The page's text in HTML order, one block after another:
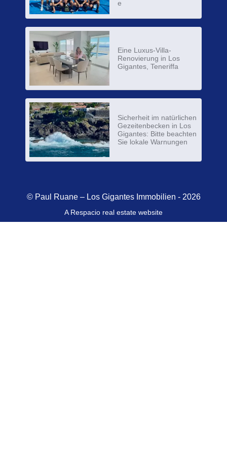
e
Eine Luxus-Villa-
Renovierung in Los
Gigantes, Teneriffa
Sicherheit im natürlichen
Gezeitenbecken in Los
Gigantes: Bitte beachten
Sie lokale Warnungen
© Paul Ruane – Los Gigantes Immobilien - 2026
A Respacio real estate website